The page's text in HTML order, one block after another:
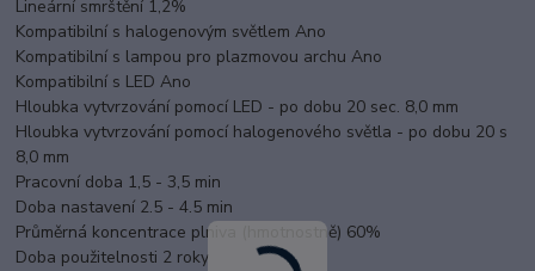
Lineární smrštění 1,2%
Kompatibilní s halogenovým světlem Ano
Kompatibilní s lampou pro plazmovou archu Ano
Kompatibilní s LED Ano
Hloubka vytvrzování pomocí LED - po dobu 20 sec. 8,0 mm
Hloubka vytvrzování pomocí halogenového světla - po dobu 20 s
8,0 mm
Pracovní doba 1,5 - 3,5 min
Doba nastavení 2.5 - 4.5 min
Průměrná koncentrace plniva (hmotnostně) 60%
Doba použitelnosti 2 roky